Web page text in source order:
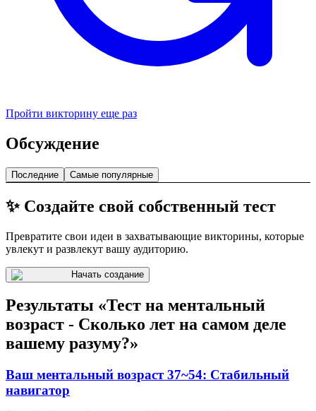
Пройти викторину еще раз
Обсуждение
Последние Самые популярные
✨ Создайте свой собственный тест
Превратите свои идеи в захватывающие викторины, которые
увлекут и развлекут вашу аудиторию.
Начать создание
Результаты «Тест на ментальный
возраст - Сколько лет на самом деле
вашему разуму?»
Ваш ментальный возраст 37~54: Стабильный
навигатор